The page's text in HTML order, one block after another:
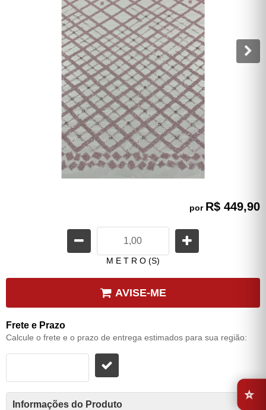
por R$ 449,90
M E T R O (S)
AVISE-ME
Frete e Prazo
Calcule o frete e o prazo de entrega estimados para sua região:
Informações do Produto
⭐